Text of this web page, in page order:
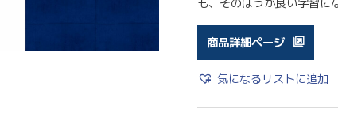
も、そのほうが良い学習
商品詳細ページ
気になるリストに追加